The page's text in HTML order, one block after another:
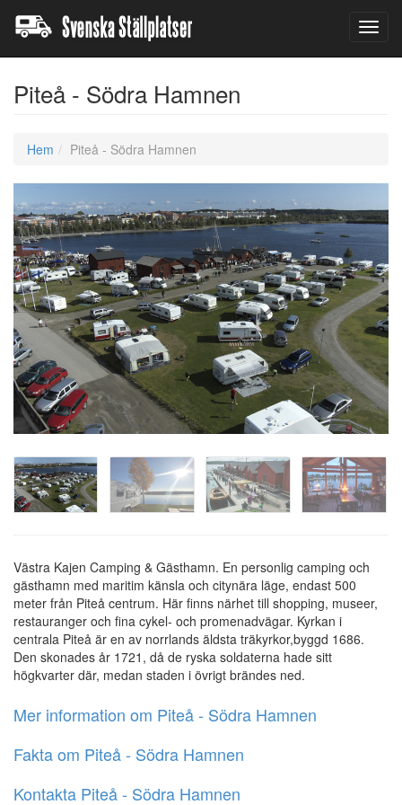
Piteå - Södra Hamnen
Hem Piteå - Södra Hamnen
Västra Kajen Camping & Gästhamn. En personlig camping och
gästhamn med maritim känsla och citynära läge, endast 500
meter från Piteå centrum. Här finns närhet till shopping, museer,
restauranger och fina cykel- och promenadvägar. Kyrkan i
centrala Piteå är en av norrlands äldsta träkyrkor,byggd 1686.
Den skonades år 1721, då de ryska soldaterna hade sitt
högkvarter där, medan staden i övrigt brändes ned.
Mer information om Piteå - Södra Hamnen
Fakta om Piteå - Södra Hamnen
Kontakta Piteå - Södra Hamnen